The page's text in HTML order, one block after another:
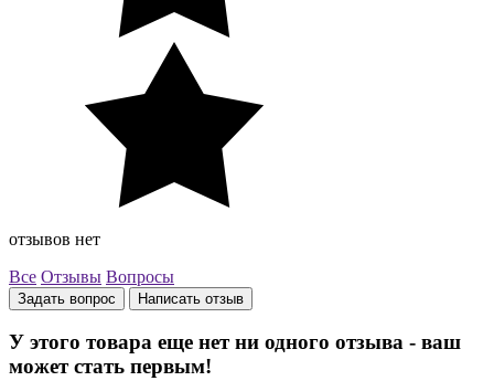
отзывов нет
Все Отзывы Вопросы
Задать вопрос Написать отзыв
У этого товара еще нет ни одного отзыва - ваш
может стать первым!